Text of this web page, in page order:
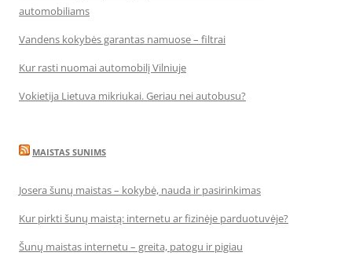
automobiliams
Vandens kokybės garantas namuose – filtrai
Kur rasti nuomai automobilį Vilniuje
Vokietija Lietuva mikriukai. Geriau nei autobusu?
MAISTAS SUNIMS
Josera šunų maistas – kokybė, nauda ir pasirinkimas
Kur pirkti šunų maistą: internetu ar fizinėje parduotuvėje?
Šunų maistas internetu – greita, patogu ir pigiau